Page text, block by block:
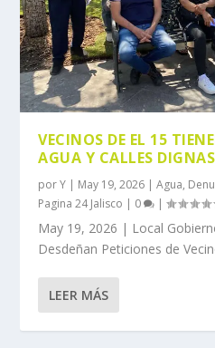
VECINOS DE EL 15
AGUA Y CALLES DIGNAS
porY | May 19, 2026 |Agua,
Pagina 24 Jalisco | 0 |
May 19, 2026 | Local
Desdeñan Peticiones de
LEER MÁS